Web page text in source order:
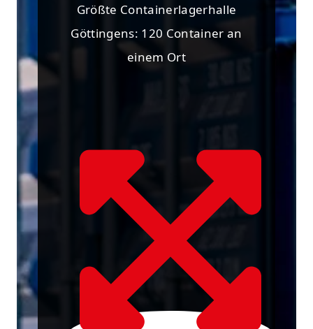
Größte Containerlagerhalle
Göttingens: 120 Container an
einem Ort